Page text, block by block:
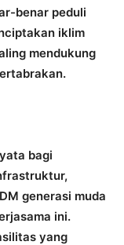
benar peduli
iklim
mendukung
bagi
generasi muda
ini.
yang